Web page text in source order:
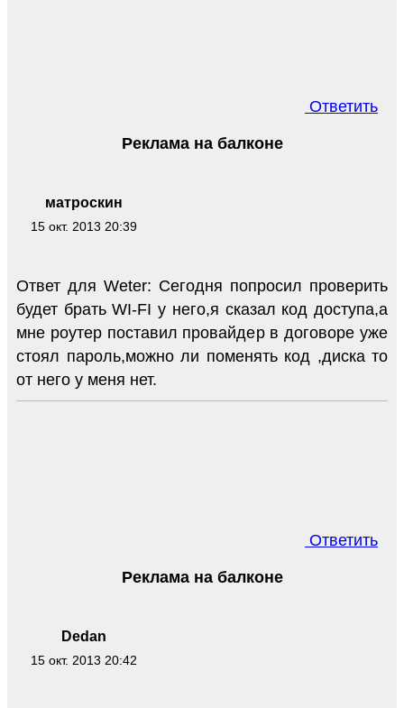
Ответить
матроскин
15 окт. 2013 20:39
Реклама на балконе
Ответ для Weter: Сегодня попросил проверить
будет брать WI-FI у него,я сказал код доступа,а
мне роутер поставил провайдер в договоре уже
стоял пароль,можно ли поменять код ,диска то
от него у меня нет.
Ответить
Dedan
15 окт. 2013 20:42
Реклама на балконе